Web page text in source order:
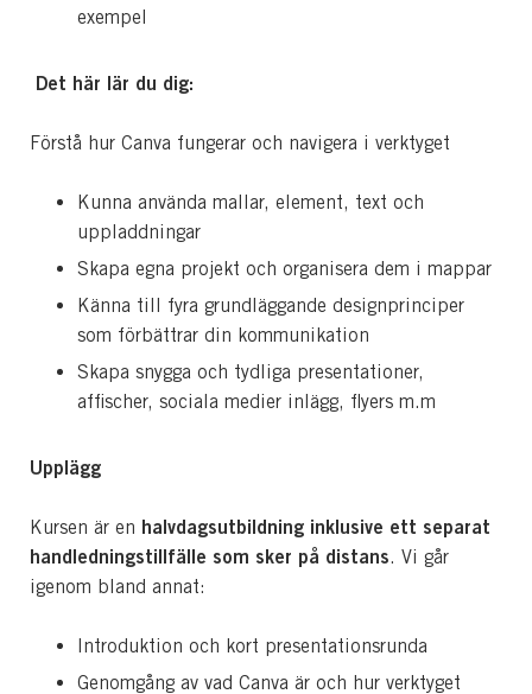
exempel
Det här lär du dig:
Förstå hur Canva fungerar och navigera i verktyget
Kunna använda mallar, element, text och
uppladdningar
Skapa egna projekt och organisera dem i mappar
Känna till fyra grundläggande designprinciper
som förbättrar din kommunikation
Skapa snygga och tydliga presentationer,
affischer, sociala medier inlägg, flyers m.m
Upplägg
Kursen är en halvdagsutbildning inklusive ett separat
handledningstillfälle som sker på distans. Vi går
igenom bland annat:
Introduktion och kort presentationsrunda
Genomgång av vad Canva är och hur verktyget